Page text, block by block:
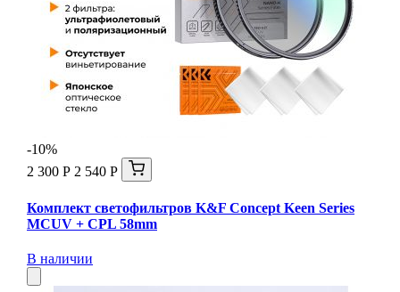
-10%
2 300 Р 2 540 Р
Комплект светофильтров K&F Concept Keen Series
MCUV + CPL 58mm
В наличии